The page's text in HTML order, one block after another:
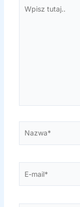
tutaj..
mail*